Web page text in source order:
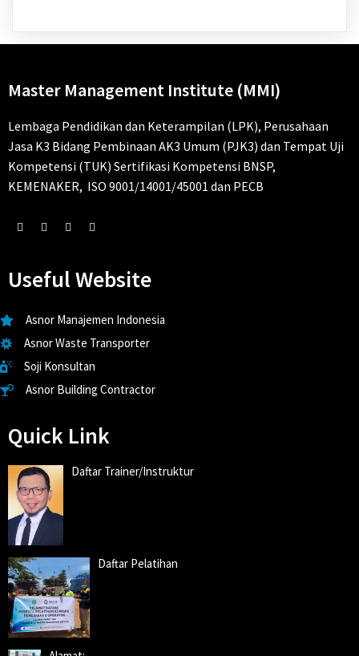
Master Management Institute (MMI)
Lembaga Pendidikan dan Keterampilan (LPK), Perusahaan
Jasa K3 Bidang Pembinaan AK3 Umum (PJK3) dan Tempat Uji
Kompetensi (TUK) Sertifikasi Kompetensi BNSP,
KEMENAKER, ISO 9001/14001/45001 dan PECB
Useful Website
Asnor Manajemen Indonesia
Asnor Waste Transporter
Soji Konsultan
Asnor Building Contractor
Quick Link
Daftar Trainer/Instruktur
Daftar Pelatihan